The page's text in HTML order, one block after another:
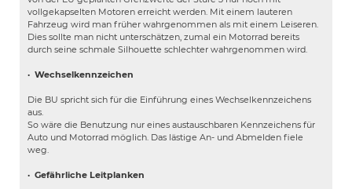
vollgekapselten Motoren erreicht werden. Mit einem lauteren
Fahrzeug wird man früher wahrgenommen als mit einem Leiseren.
Dies sollte man nicht unterschätzen, zumal ein Motorrad bereits
durch seine schmale Silhouette schlechter wahrgenommen wird.
· Wechselkennzeichen
Die BU spricht sich für die Einführung eines Wechselkennzeichens
aus.
So wäre die Benutzung nur eines austauschbaren Kennzeichens für
Auto und Motorrad möglich. Das lästige An- und Abmelden fiele
weg.
· Gefährliche Leitplanken